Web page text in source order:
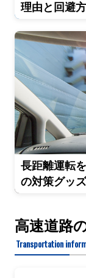
理由と回避
長距離運転
の対策グッ
高速道路
Transportation